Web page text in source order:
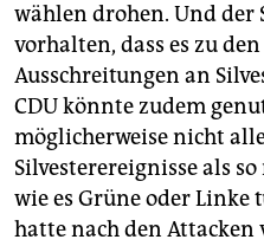
wählen drohen. Und der
vorhalten, dass es zu
Ausschreitungen an
CDU könnte zudem
möglicherweise nicht
Silvesterereignisse als
wie es Grüne oder Linke
hatte nach den